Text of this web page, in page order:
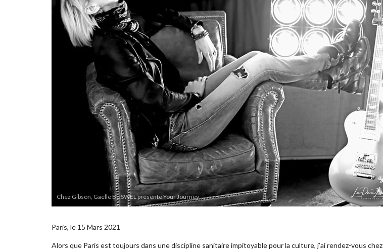
Chez Gibson, Gaëlle BUSWEL présente Your Journey
Paris, le 15 Mars 2021
Alors que Paris est toujours dans une discipline sanitaire impitoyable pour la culture, j’ai rendez-vous chez